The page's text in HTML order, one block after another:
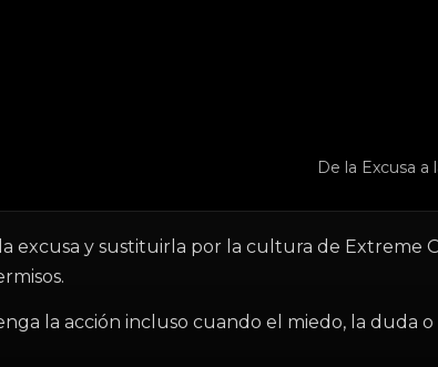
De la Excusa a
excusa y sustituirla por la cultura de Extreme
la acción incluso cuando el miedo, la duda o